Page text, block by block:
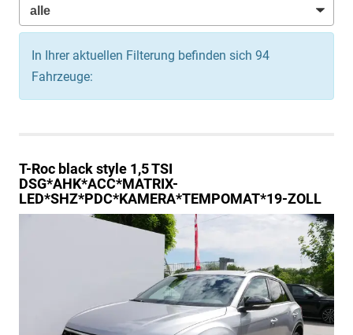
In Ihrer aktuellen Filterung befinden sich 94
Fahrzeuge:
T-Roc black style 1,5 TSI
DSG*AHK*ACC*MATRIX-
LED*SHZ*PDC*KAMERA*TEMPOMAT*19-ZOLL